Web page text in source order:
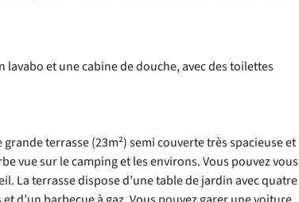
lavabo et une cabine de douche, avec des toilettes
terrasse (23m²) semi couverte très spacieuse et
vue sur le camping et les environs. Vous pouvez vous
La terrasse dispose d’une table de jardin avec quatre